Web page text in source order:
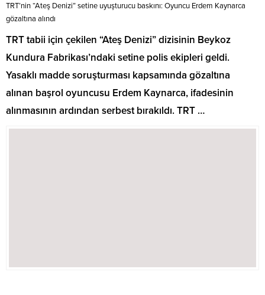
TRT’nin “Ateş Denizi” setine uyuşturucu baskını: Oyuncu Erdem Kaynarca
gözaltına alındı
TRT tabii için çekilen “Ateş Denizi” dizisinin Beykoz
Kundura Fabrikası’ndaki setine polis ekipleri geldi.
Yasaklı madde soruşturması kapsamında gözaltına
alınan başrol oyuncusu Erdem Kaynarca, ifadesinin
alınmasının ardından serbest bırakıldı. TRT …